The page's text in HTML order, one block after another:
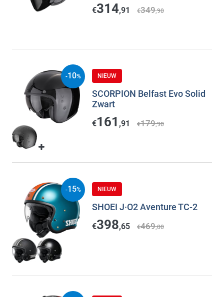
€314,91 €349,90
NIEUW
SCORPION Belfast Evo Solid
Zwart
€161 ,91 €179,90
-10%
NIEUW
SHOEI J·O2 Aventure TC-2
€398,65 €469,00
-15%